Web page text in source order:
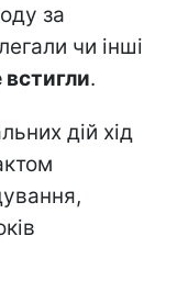
за
чи інші
.
дій хід